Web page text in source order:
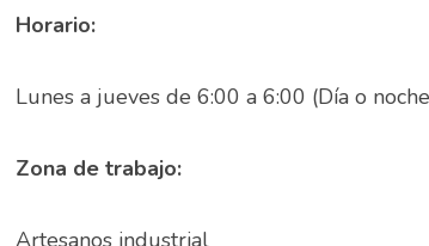
Horario:
Zona de trabajo: